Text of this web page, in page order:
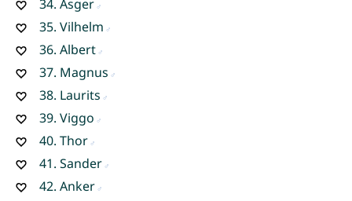
34. Asger
35. Vilhelm
36. Albert
37. Magnus
38. Laurits
39. Viggo
40. Thor
41. Sander
42. Anker